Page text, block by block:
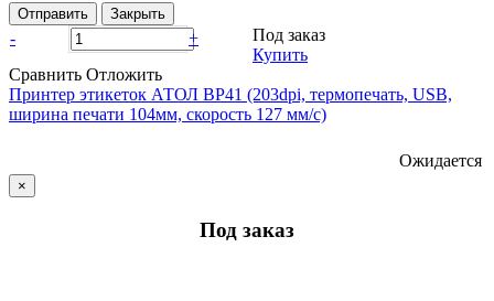
Отправить Закрыть
- +
Под заказ
Купить
Сравнить Отложить
Принтер этикеток АТОЛ BP41 (203dpi, термопечать, USB,
ширина печати 104мм, скорость 127 мм/с)
Ожидается
×
Под заказ